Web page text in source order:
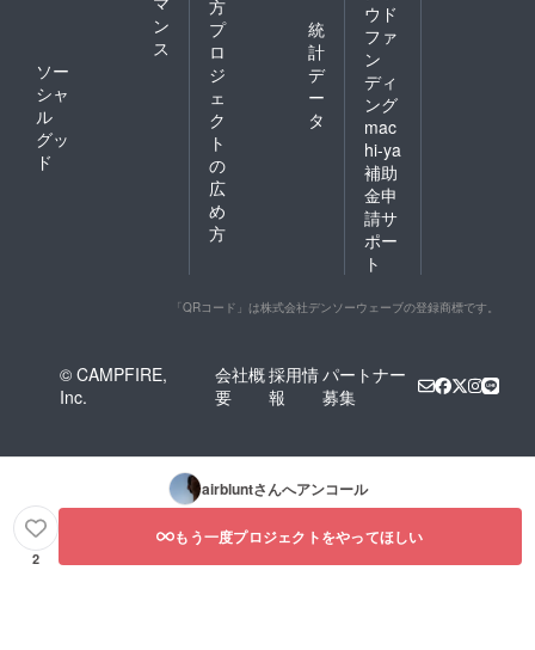
ン
ス
ソー
シャ
ル
グッ
ド
方
プ
ロ
ジ
ェ
ク
ト
の
広
め
方
統
計
デ
ー
タ
ウド
ファ
ン
ディ
ング
mac
hi-ya
補助
金申
請サ
ポー
ト
「QRコード」は株式会社デンソーウェーブの登録商標です。
© CAMPFIRE,
Inc.
会社概
要
採用情
報
パートナー
募集
airbluntさんへアンコール
2
もう一度プロジェクトをやってほしい